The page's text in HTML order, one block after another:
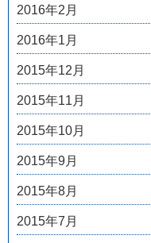
2016年2月
2016年1月
2015年12月
2015年11月
2015年10月
2015年9月
2015年8月
2015年7月